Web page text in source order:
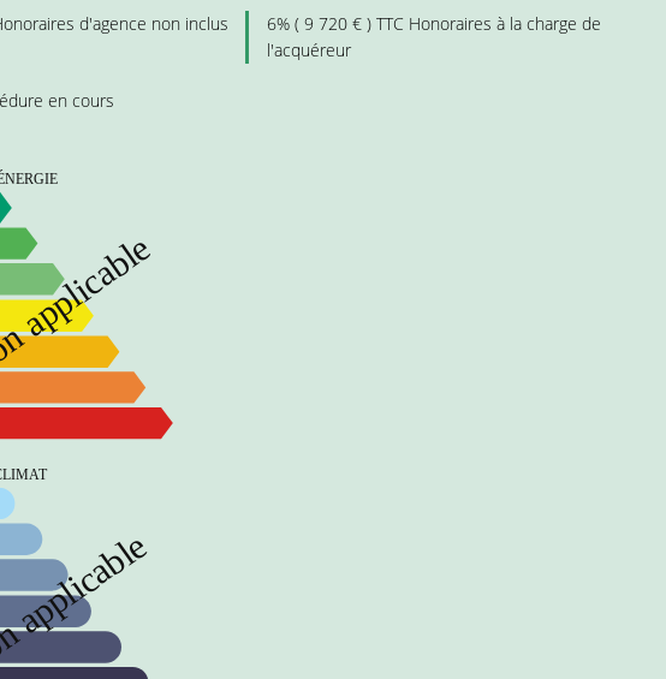
d'agence non inclus
6% ( 9 720 € ) TTC Honoraires à la charge de
l'acquéreur
en cours